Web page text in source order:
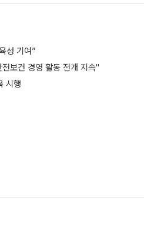
성 기여”
보건 경영 활동 전개 지속"
시행